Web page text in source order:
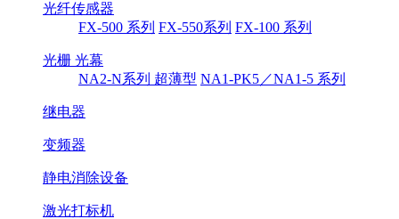
光纤传感器
FX-500 系列 FX-550系列 FX-100 系列
光栅 光幕
NA2-N系列 超薄型 NA1-PK5／NA1-5 系列
继电器
变频器
静电消除设备
激光打标机